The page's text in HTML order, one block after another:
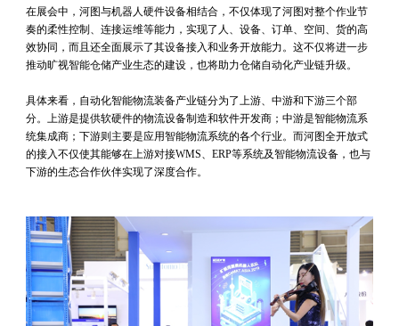
在展会中，河图与机器人硬件设备相结合，不仅体现了河图对整个作业节
奏的柔性控制、连接运维等能力，实现了人、设备、订单、空间、货的高
效协同，而且还全面展示了其设备接入和业务开放能力。这不仅将进一步
推动旷视智能仓储产业生态的建设，也将助力仓储自动化产业链升级。
具体来看，自动化智能物流装备产业链分为了上游、中游和下游三个部
分。上游是提供软硬件的物流设备制造和软件开发商；中游是智能物流系
统集成商；下游则主要是应用智能物流系统的各个行业。而河图全开放式
的接入不仅使其能够在上游对接WMS、ERP等系统及智能物流设备，也与
下游的生态合作伙伴实现了深度合作。